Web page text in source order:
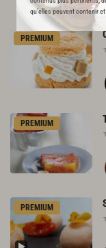
qu’elles peuvent contenir
PREMIUM
PREMIUM
PREMIUM